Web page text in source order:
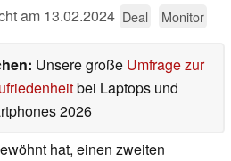
am 13.02.2024 Deal Monitor
Unsere große Umfrage zur
bei Laptops und
2026
hat, einen zweiten